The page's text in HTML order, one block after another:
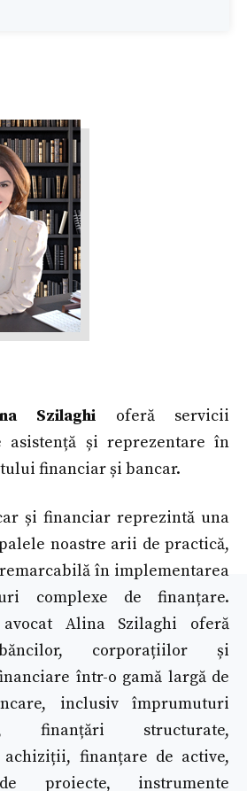
Szilaghi oferă servicii
asistență și reprezentare în
financiar și bancar.
și financiar reprezintă una
noastre arii de practică,
în implementarea
complexe de finanțare.
Alina Szilaghi oferă
corporațiilor și
într-o gamă largă de
inclusiv împrumuturi
finanțări structurate,
finanțare de active,
proiecte, instrumente